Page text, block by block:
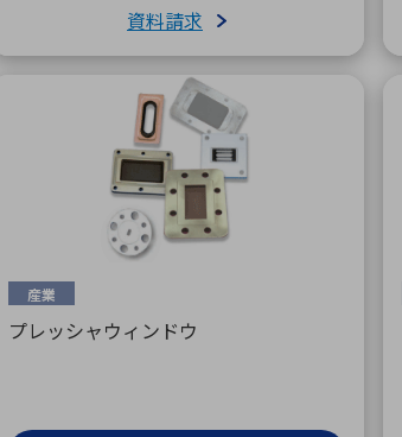
資料請求
産業
プレッシャウィンドウ